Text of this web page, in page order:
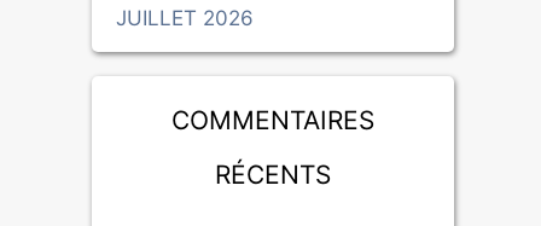
JUILLET 2026
Commentaires
récents